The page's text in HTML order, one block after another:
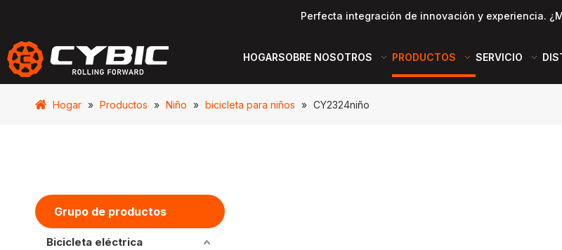
Perfecta integración de innovación y experiencia.
HOGARSOBRE NOSOTROS PRODUCTOS SERVICIO
Hogar » Productos » Niño » bicicleta para niños » CY2324niño
Grupo de productos
Bicicleta eléctrica